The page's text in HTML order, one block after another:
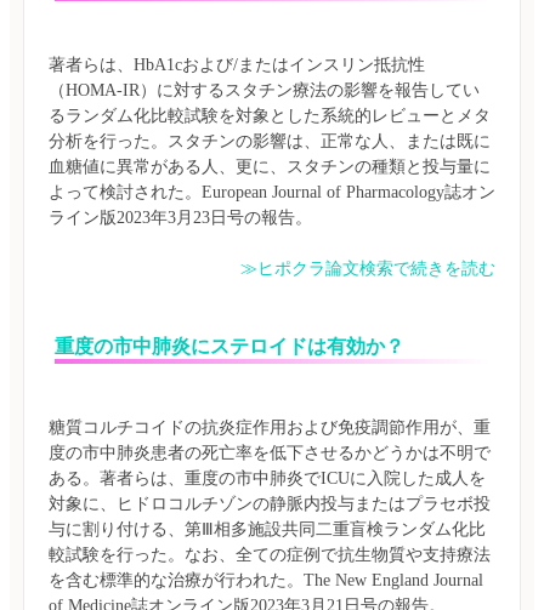
著者らは、HbA1cおよび/またはインスリン抵抗性
（HOMA-IR）に対するスタチン療法の影響を報告してい
るランダム化比較試験を対象とした系統的レビューとメタ
分析を行った。スタチンの影響は、正常な人、または既に
血糖値に異常がある人、更に、スタチンの種類と投与量に
よって検討された。European Journal of Pharmacology誌オン
≫ヒポクラ論文検索で続きを読む
重度の市中肺炎にステロイドは有効か？
糖質コルチコイドの抗炎症作用および免疫調節作用が、重
度の市中肺炎患者の死亡率を低下させるかどうかは不明で
ある。著者らは、重度の市中肺炎でICUに入院した成人を
対象に、ヒドロコルチゾンの静脈内投与またはプラセボ投
与に割り付ける、第Ⅲ相多施設共同二重盲検ランダム化比
較試験を行った。なお、全ての症例で抗生物質や支持療法
を含む標準的な治療が行われた。The New England Journal